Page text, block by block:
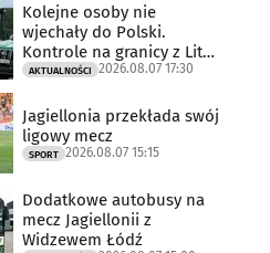
Kolejne osoby nie
wjechały do Polski.
Kontrole na granicy z Litwą
trwają
AKTUALNOŚCI 2026.08.07 17:30
Jagiellonia przekłada swój
ligowy mecz
SPORT 2026.08.07 15:15
Dodatkowe autobusy na
mecz Jagiellonii z
Widzewem Łódź